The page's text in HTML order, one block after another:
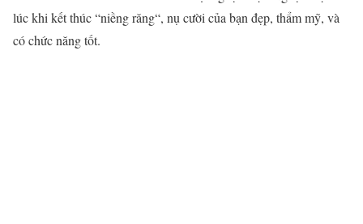
lúc khi kết thúc “niềng răng“, nụ cười của bạn đẹp, thẩm mỹ, và
có chức năng tốt.